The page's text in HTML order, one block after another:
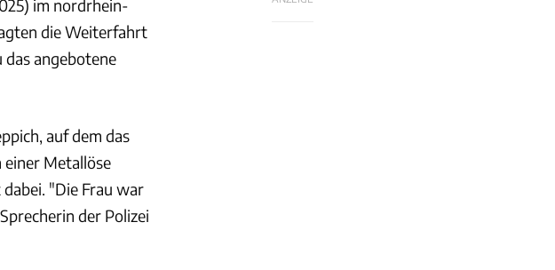
im nordrhein-
die Weiterfahrt
angebotene
auf dem das
Metallöse
"Die Frau war
der Polizei